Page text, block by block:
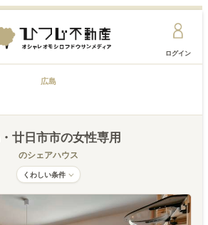
ログイン
広島
・廿日市市の女性専用
のシェアハウス
くわしい条件